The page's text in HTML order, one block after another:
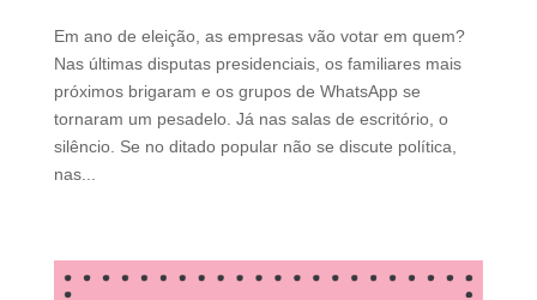
Em ano de eleição, as empresas vão votar em quem?
Nas últimas disputas presidenciais, os familiares mais
próximos brigaram e os grupos de WhatsApp se
tornaram um pesadelo. Já nas salas de escritório, o
silêncio. Se no ditado popular não se discute política,
nas...